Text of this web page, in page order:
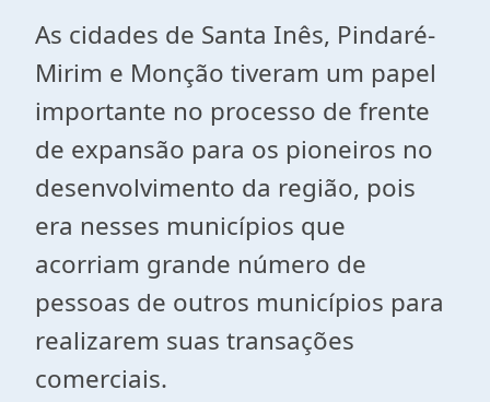
As cidades de Santa Inês, Pindaré-
Mirim e Monção tiveram um papel
importante no processo de frente
de expansão para os pioneiros no
desenvolvimento da região, pois
era nesses municípios que
acorriam grande número de
pessoas de outros municípios para
realizarem suas transações
comerciais.